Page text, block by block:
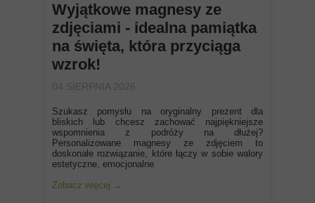
Wyjątkowe magnesy ze
zdjęciami - idealna pamiątka
na święta, która przyciąga
wzrok!
04 SIERPNIA 2026
Szukasz pomysłu na oryginalny prezent dla
bliskich lub chcesz zachować najpiękniejsze
wspomnienia z podróży na dłużej?
Personalizowane magnesy ze zdjęciem to
doskonałe rozwiązanie, które łączy w sobie walory
estetyczne, emocjonalne
Zobacz więcej →